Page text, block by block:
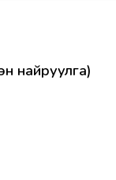
найруулга)